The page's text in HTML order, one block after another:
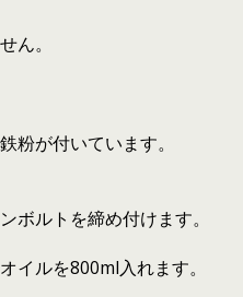
せん。
鉄粉が付いています。
ンボルトを締め付けます。
オイルを800ml入れます。